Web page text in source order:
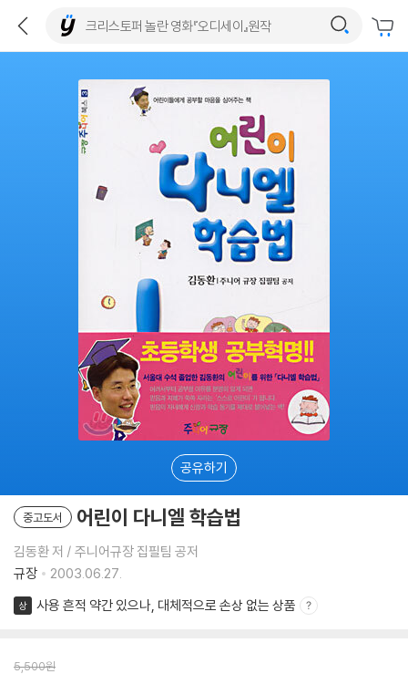
공유하기
중고도서 어린이 다니엘 학습법
김동환 저 / 주니어규장 집필팀 공저
규장
2003.06.27.
상 사용 흔적 약간 있으나, 대체적으로 손상 없는 상품
5,500원